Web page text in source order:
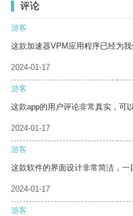
评论
游客
这款加速器VPM应用程序已经为
2024-01-17
游客
这款app的用户评论非常真实，可
2024-01-17
游客
这款软件的界面设计非常简洁，一
2024-01-17
游客